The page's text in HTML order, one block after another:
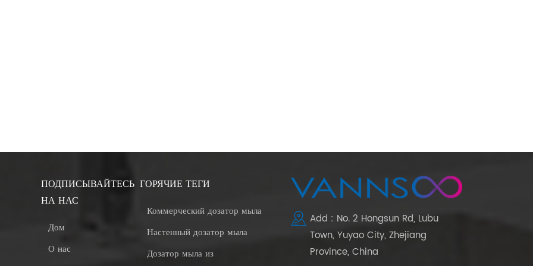
ПОДПИСЫВАЙТЕСЬ
НА НАС
Дом
О нас
ГОРЯЧИЕ ТЕГИ
Коммерческий дозатор мыла
Настенный дозатор мыла
Дозатор мыла из
Add : No. 2 Hongsun Rd, Lubu
Town, Yuyao City, Zhejiang
Province, China